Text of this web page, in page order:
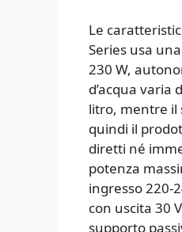
Le
Series usa
230 W,
d’acqua varia
litro, mentre il
quindi il
diretti né
potenza
ingresso 220-
con uscita 30
supporto